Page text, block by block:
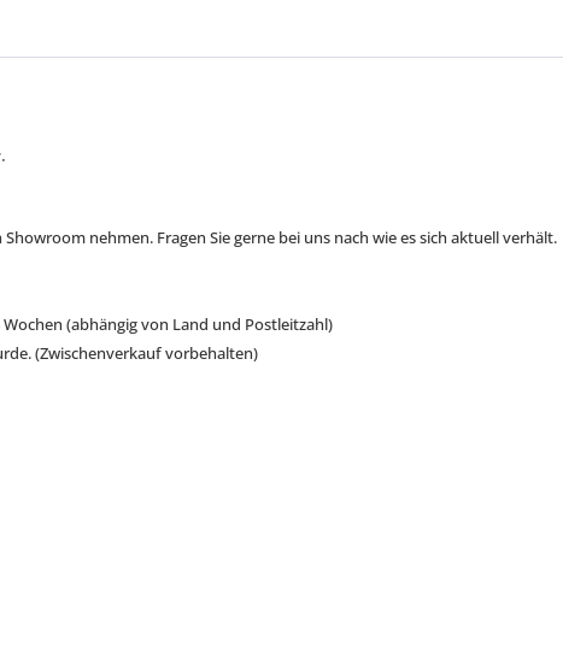
nehmen. Fragen Sie gerne bei uns nach wie es sich aktuell verhält.
(abhängig von Land und Postleitzahl)
(Zwischenverkauf vorbehalten)